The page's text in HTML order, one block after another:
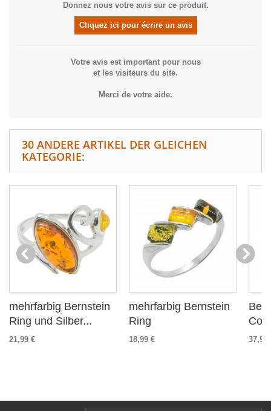
Donnez nous votre avis sur ce produit.
Cliquez ici pour écrire un avis
Votre avis est important pour nous
et les visiteurs du site.
Merci de votre aide.
30 ANDERE ARTIKEL DER GLEICHEN
KATEGORIE:
mehrfarbig Bernstein
Ring und Silber...
21,99 €
mehrfarbig Bernstein
Ring
18,99 € 37,99